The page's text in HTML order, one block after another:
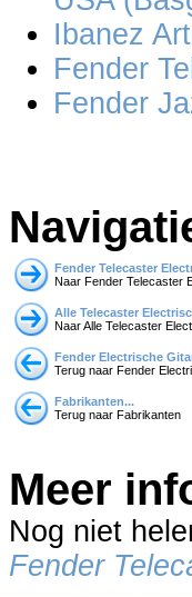
Ibanez
Fender
Fender
Fender Telecaster
Naar Fender Telecaster
Alle Telecaster
Naar Alle Telecaster
Fender Electrische
Terug naar Fender
Fabrikanten...
Terug naar Fabrikanten
Meer
Nog niet
Fender